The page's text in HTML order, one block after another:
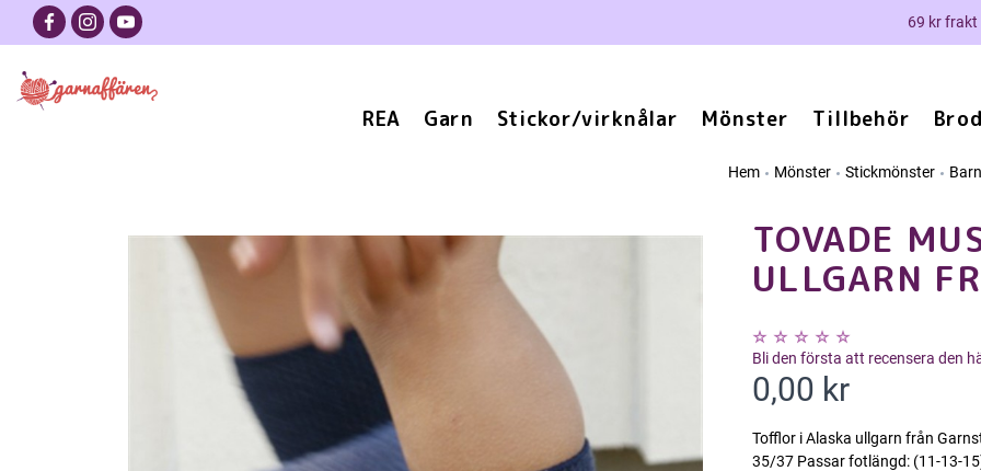
69 kr
REA Garn Stickor/virknålar Mönster Tillbehör
Hem Mönster Stickmönster Barn
TOVADE
ULLGARN
Bli den första att recensera den
0,00 kr
Tofflor i Alaska ullgarn från
35/37 Passar fotlängd: (11-13-